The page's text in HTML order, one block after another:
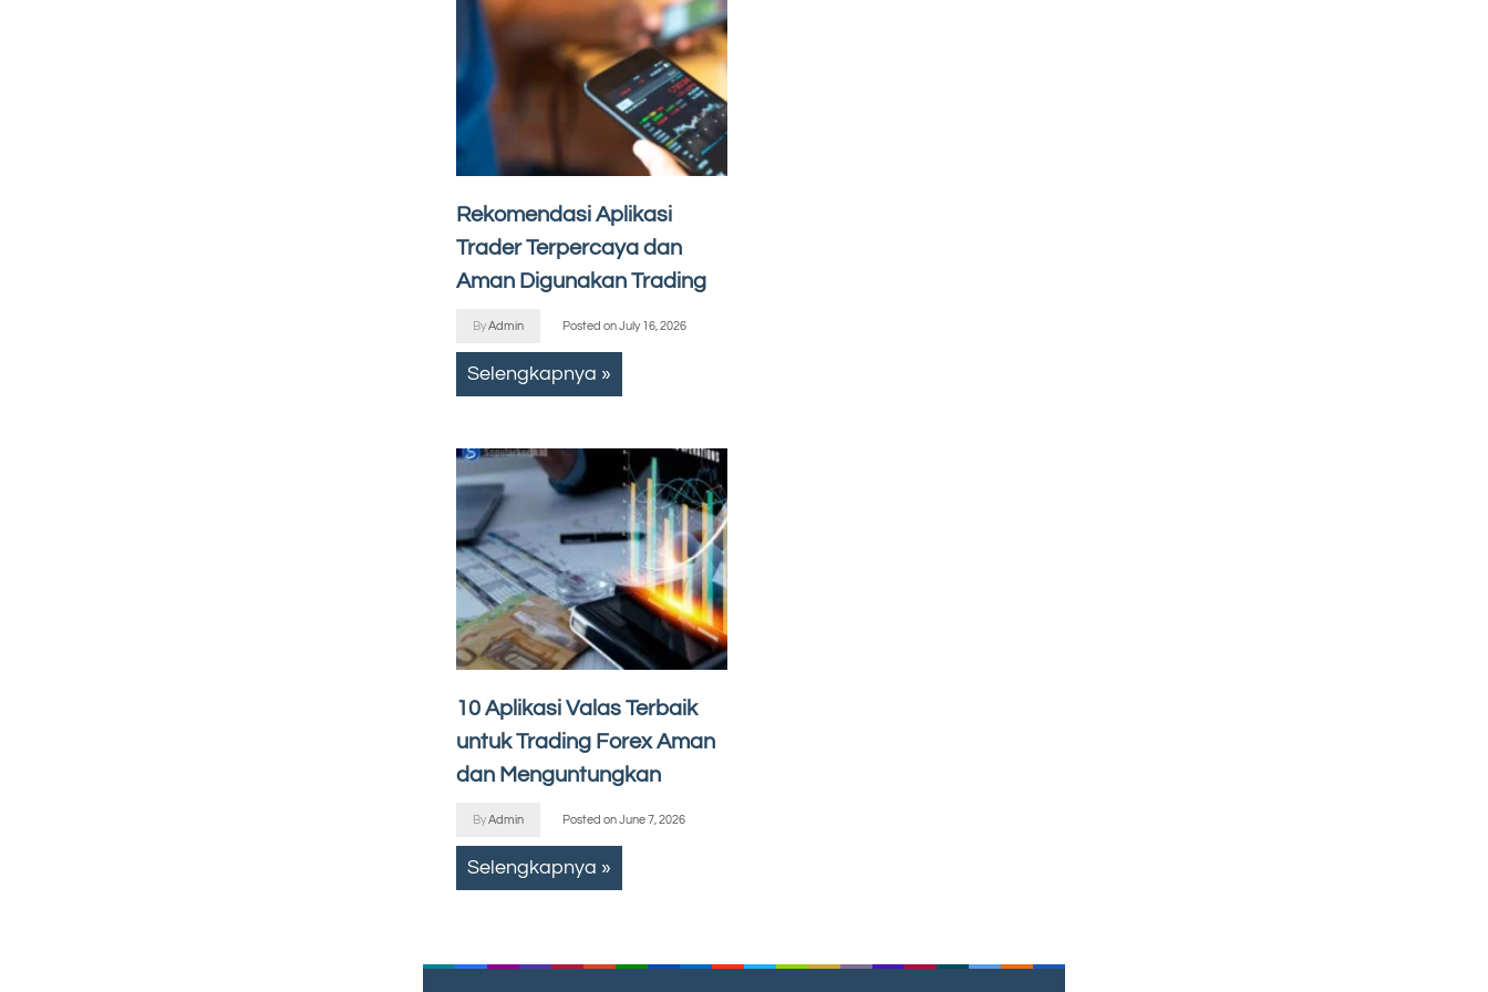
Rekomendasi Aplikasi
Trader Terpercaya dan
Aman Digunakan Trading
ByAdmin Posted onJuly 16, 2026
Selengkapnya »
10 Aplikasi Valas Terbaik
untuk Trading Forex Aman
dan Menguntungkan
ByAdmin Posted onJune 7, 2026
Selengkapnya »